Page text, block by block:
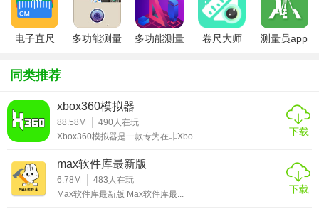
【直尺软件app功能】
两种单位切换，方便用户进行精确测量。
2. 角度测量：通过内置的角度测量工具，用户可以轻松测量
任意两条直线之间的夹角。
3. 图形绘制：提供简单的图形绘制功能，如直线、矩形、圆
形等，支持自定义颜色和线条粗细。
4. 历史记录：自动保存用户的测量和绘图记录，方便随时查
电子直尺 多功能测量
多功能测量
卷尺大师
测量员app
同类推荐
xbox360模拟器
88.58M 490人在玩
Xbox360模拟器是一款专为在非Xbo...
下载
max软件库最新版
6.78M 483 人在玩
Max软件库最新版 Max软件库最...
下载